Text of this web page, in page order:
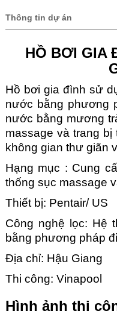
Thông tin dự án
HỒ BƠI GIA
Hồ bơi gia đình sử
nước bằng phương
nước bằng mương
massage và trang
không gian thư giãn
Hạng mục : Cung
thống sục massage
Thiết bị: Pentair/ US
Công nghệ lọc: Hệ
bằng phương pháp
Địa chỉ: Hậu Giang
Thi công: Vinapool
Hình ảnh thi